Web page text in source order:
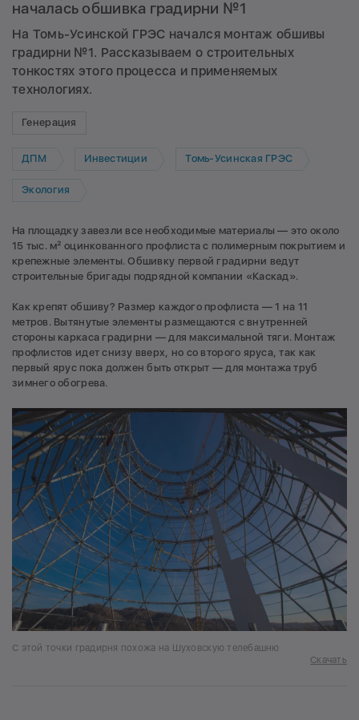
началась обшивка градирни №1
На Томь-Усинской ГРЭС начался монтаж обшивы
градирни №1. Рассказываем о строительных
тонкостях этого процесса и применяемых
технологиях.
Генерация
ДПМ Инвестиции Томь-Усинская ГРЭС
Экология
На площадку завезли все необходимые материалы — это около
15 тыс. м² оцинкованного профлиста с полимерным покрытием и
крепежные элементы. Обшивку первой градирни ведут
строительные бригады подрядной компании «Каскад».
Как крепят обшиву? Размер каждого профлиста — 1 на 11
метров. Вытянутые элементы размещаются с внутренней
стороны каркаса градирни — для максимальной тяги. Монтаж
профлистов идет снизу вверх, но со второго яруса, так как
первый ярус пока должен быть открыт — для монтажа труб
зимнего обогрева.
С этой точки градирня похожа на Шуховскую телебашню
Скачать